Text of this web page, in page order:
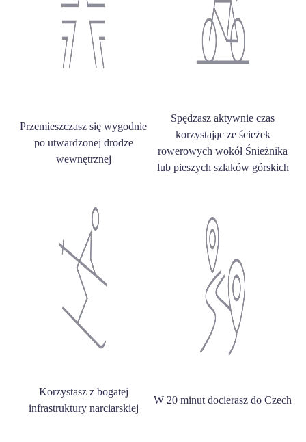
Przemieszczasz się wygodnie
po utwardzonej drodze
wewnętrznej
Spędzasz aktywnie czas
korzystając ze ścieżek
rowerowych wokół Śnieżnika
lub pieszych szlaków górskich
Korzystasz z bogatej
infrastruktury narciarskiej
W 20 minut docierasz do Czech